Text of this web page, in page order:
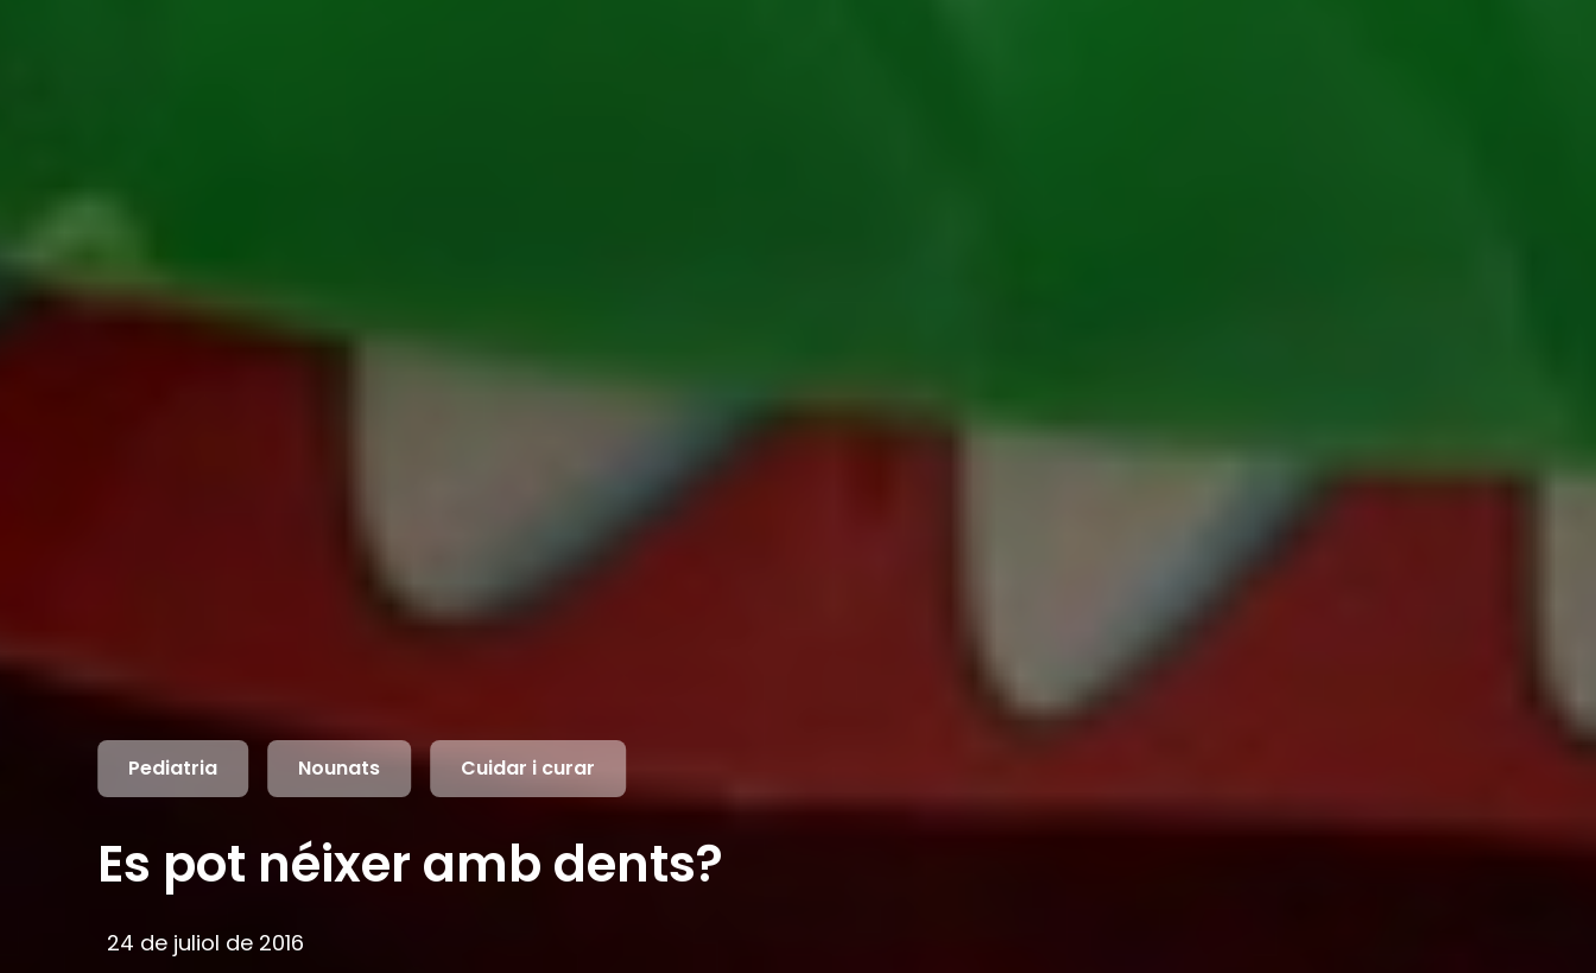
Pediatria Nounats Cuidar i curar
Es pot néixer amb dents?
24 de juliol de 2016